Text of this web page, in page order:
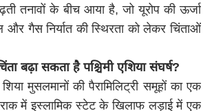
तनावों के बीच आया है, जो यूरोप की ऊर्जा
गैस निर्यात की स्थिरता को लेकर चिंताओं
बढ़ा सकता है पश्चिमी एशिया संघर्ष?
मुसलमानों की पैरामिलिट्री समूहों का एक
में इस्लामिक स्टेट के खिलाफ लड़ाई में एक